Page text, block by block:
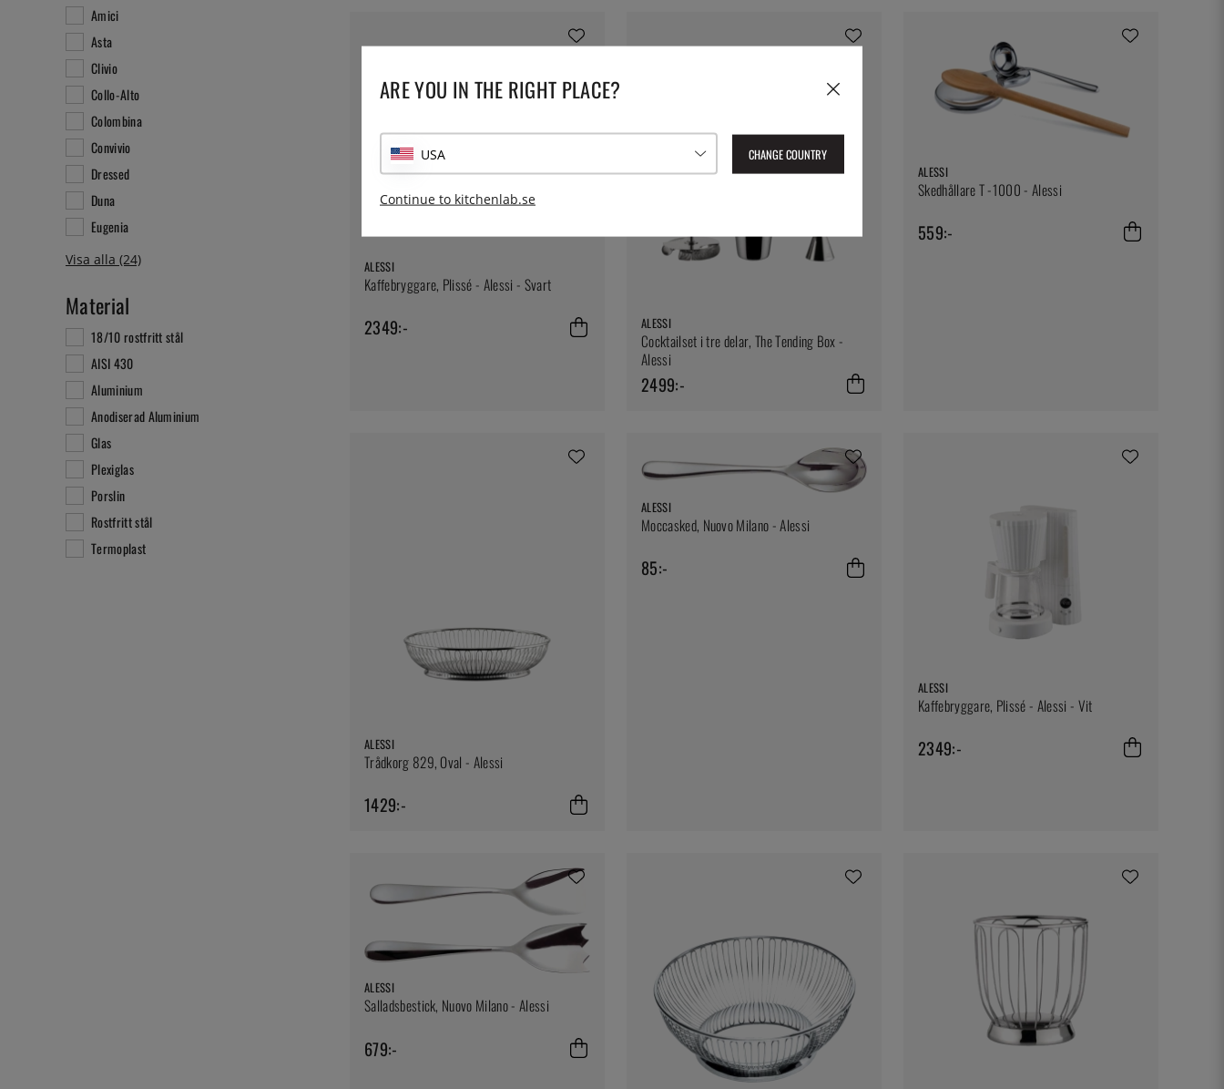
Amici
Asta
Clivio
Collo-Alto
Colombina
Convivio
Dressed
Duna
Eugenia
Material
18/10 rostfritt stål
AISI 430
Aluminium
Anodiserad Aluminium
Glas
Plexiglas
Porslin
Rostfritt stål
Termoplast
ALESSI
Kaffebryggare, Plissé - Alessi - Svart
2349:- ALESSI
Cocktailset i tre delar, The Tending Box -
Alessi
2499:-
ALESSI
Skedhållare T -1000 - Alessi
559:-
ALESSI
Trådkorg 829, Oval - Alessi
1429:-
ALESSI
Moccasked, Nuovo Milano - Alessi
85:-
ALESSI
Kaffebryggare, Plissé - Alessi - Vit
2349:-
ALESSI
Salladsbestick, Nuovo Milano - Alessi
679:-
ARE YOU IN THE RIGHT PLACE?
USA CHANGE COUNTRY
Continue to kitchenlab.se